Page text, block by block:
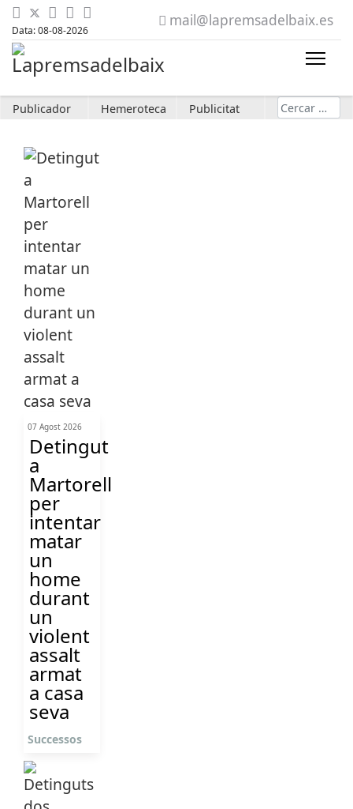
Data: 08-08-2026
mail@lapremsadelbaix.es
Publicador Hemeroteca Publicitat Cerca
07 Agost 2026
Detingut
a
Martorell
per
intentar
matar
un
home
durant
un
violent
assalt
armat
a casa
seva
Successos